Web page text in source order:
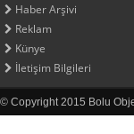
Haber Arşivi
Reklam
Künye
İletişim Bilgileri
© Copyright 2015 Bolu